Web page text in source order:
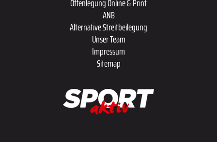
ANB
Alternative Streitbeilegung
Unser Team
Impressum
Sitemap